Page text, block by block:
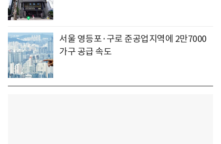
서울 영등포·구로 준공업지역에 2만7000
가구 공급 속도